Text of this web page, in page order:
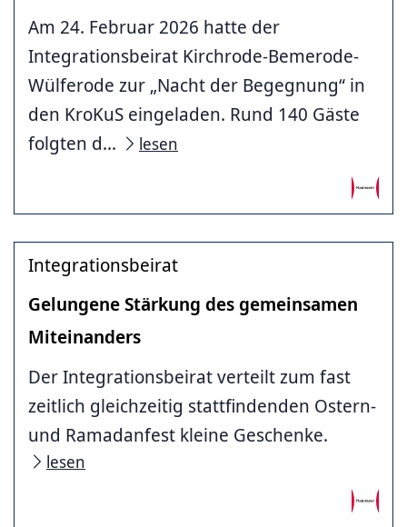
Am 24. Februar 2026 hatte der
Integrationsbeirat Kirchrode-Bemerode-
Wülferode zur „Nacht der Begegnung“ in
den KroKuS eingeladen. Rund 140 Gäste
folgten d...
lesen
Integrationsbeirat
Gelungene Stärkung des gemeinsamen
Miteinanders
Der Integrationsbeirat verteilt zum fast
zeitlich gleichzeitig stattfindenden Ostern-
und Ramadanfest kleine Geschenke.
lesen